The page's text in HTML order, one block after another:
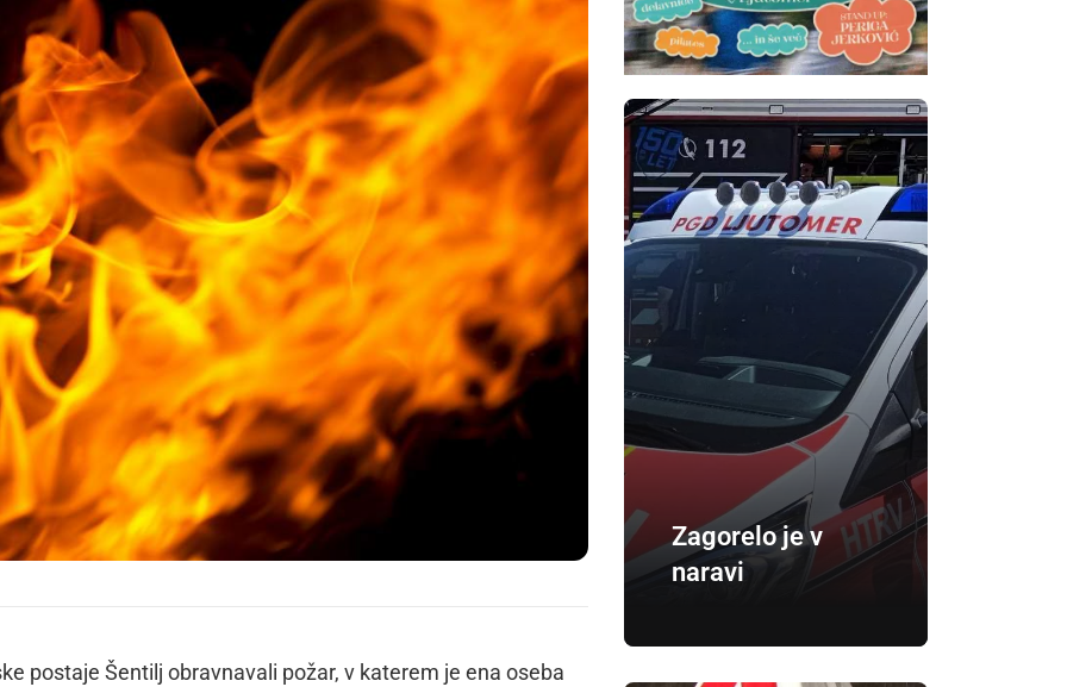
postaje Šentilj obravnavali požar, v katerem je ena oseba
Zagorelo je v
naravi